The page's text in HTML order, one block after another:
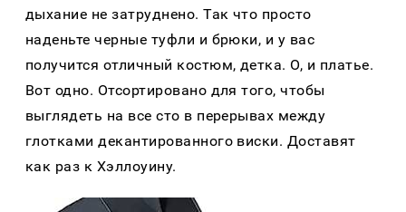
дыхание не затруднено. Так что просто
наденьте черные туфли и брюки, и у вас
получится отличный костюм, детка. О, и платье.
Вот одно. Отсортировано для того, чтобы
выглядеть на все сто в перерывах между
глотками декантированного виски. Доставят
как раз к Хэллоуину.